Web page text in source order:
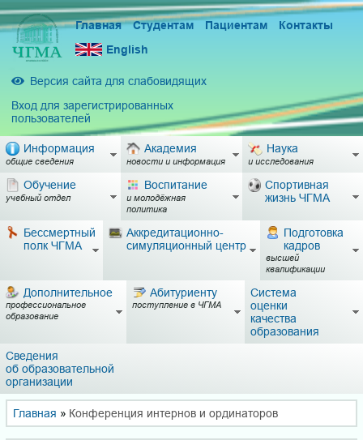
Главная Студентам Пациентам
Контакты
English
Версия сайта для слабовидящих
Вход для зарегистрированных
пользователей
Информация
общие сведения
Академия
новости и информация
Наука
и исследования
Обучение
учебный отдел
Воспитание
и молодёжная
политика
Спортивная
жизнь ЧГМА
Бессмертный
полк ЧГМА
Аккредитационно-
симуляционный центр
Подготовка
кадров
высшей
квалификации
Дополнительное
профессиональное
образование
Абитуриенту
поступление в ЧГМА
Система
оценки
качества
образования
Сведения
об образовательной
организации
Главная » Конференция интернов и ординаторов